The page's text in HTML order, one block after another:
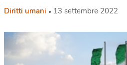
Diritti umani 13 settembre 2022